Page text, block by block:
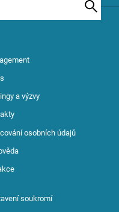
a výzvy
osobních údajů
soukromí